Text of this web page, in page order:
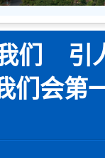
们 引
们会第